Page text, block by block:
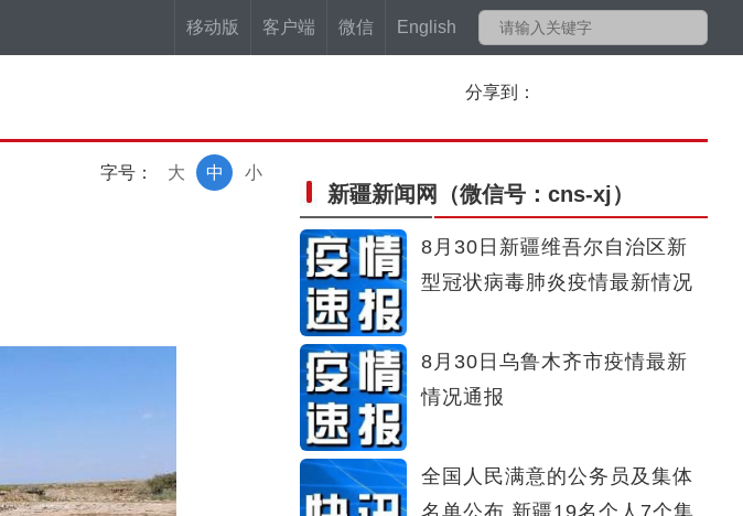
移动版 客户端 微信 English
分享到：
字号： 小
中
大
新疆新闻网 （微信号：cns-xj）
8月30日新疆维吾尔自治区新
型冠状病毒肺炎疫情最新情况
8月30日乌鲁木齐市疫情最新
情况通报
全国人民满意的公务员及集体
名单公布 新疆19名个人7个集